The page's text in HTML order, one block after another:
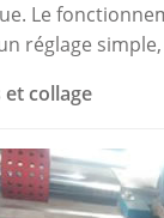
Le
réglage
collage